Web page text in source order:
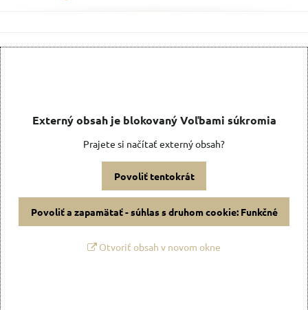
Externý obsah je blokovaný Voľbami súkromia
Prajete si načítať externý obsah?
Povoliť tentokrát
Povoliť a zapamätať - súhlas s druhom cookie: Funkčné
Otvoriť obsah v novom okne